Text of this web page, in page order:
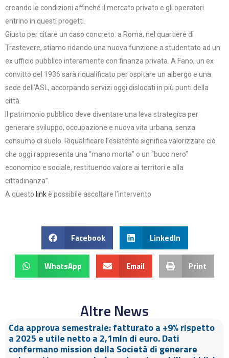
creando le condizioni affinché il mercato privato e gli operatori
entrino in questi progetti.
Giusto per citare un caso concreto: a Roma, nel quartiere di
Trastevere, stiamo ridando una nuova funzione a studentato ad un
ex ufficio pubblico interamente con finanza privata. A Fano, un ex
convitto del 1936 sarà riqualificato per ospitare un albergo e una
sede dell’ASL, accorpando servizi oggi dislocati in più punti della
città.
Il patrimonio pubblico deve diventare una leva strategica per
generare sviluppo, occupazione e nuova vita urbana, senza
consumo di suolo. Riqualificare l’esistente significa valorizzare ciò
che oggi rappresenta una “mano morta” o un “buco nero”
economico e sociale, restituendo valore ai territori e alla
cittadinanza”.
A questo linkè possibile ascoltare l’intervento
Facebook LinkedIn
WhatsApp Email Print
Altre News
Cda approva semestrale: fatturato a +9% rispetto
a 2025 e utile netto a 2,1mln di euro. Dati
confermano mission della Società di generare